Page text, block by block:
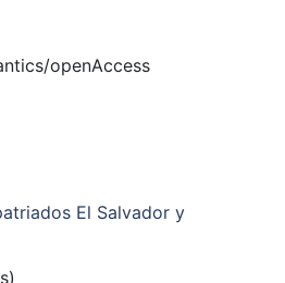
openAccess
El Salvador y